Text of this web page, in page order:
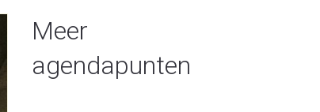
Meer
agendapunten